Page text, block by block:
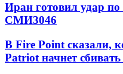
Иран готовил удар
СМИ3046
В Fire Point сказали,
Patriot начнет